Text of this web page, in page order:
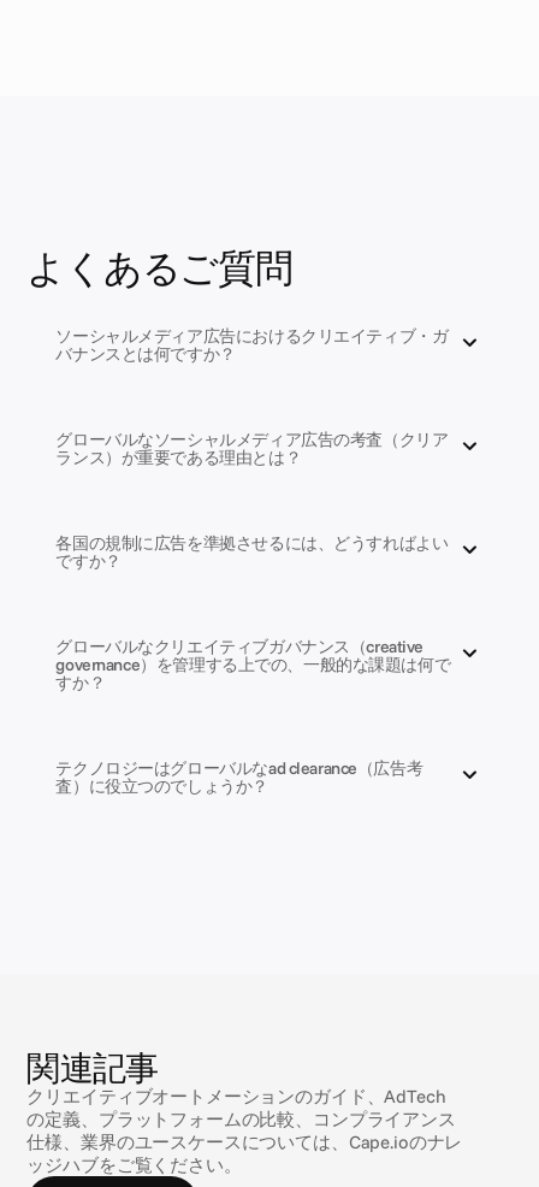
よくあるご質問
ソーシャルメディア広告におけるクリエイティブ・ガ
バナンスとは何ですか？
グローバルなソーシャルメディア広告の考査（クリア
ランス）が重要である理由とは？
各国の規制に広告を準拠させるには、どうすればよい
ですか？
グローバルなクリエイティブガバナンス（creative
governance）を管理する上での、一般的な課題は何で
すか？
テクノロジーはグローバルなad clearance（広告考
査）に役立つのでしょうか？
関連記事
クリエイティブオートメーションのガイド、AdTech
の定義、プラットフォームの比較、コンプライアンス
仕様、業界のユースケースについては、Cape.ioのナレ
ッジハブをご覧ください。